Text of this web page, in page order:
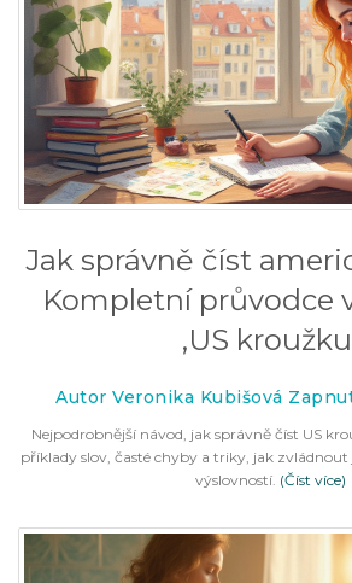
Jak správně číst
Kompletní průvodce
‚US
Autor Veronika Kubišová
Nejpodrobnější návod, jak správně číst US
příklady slov, časté chyby a triky, jak
výslovností. (Číst více)